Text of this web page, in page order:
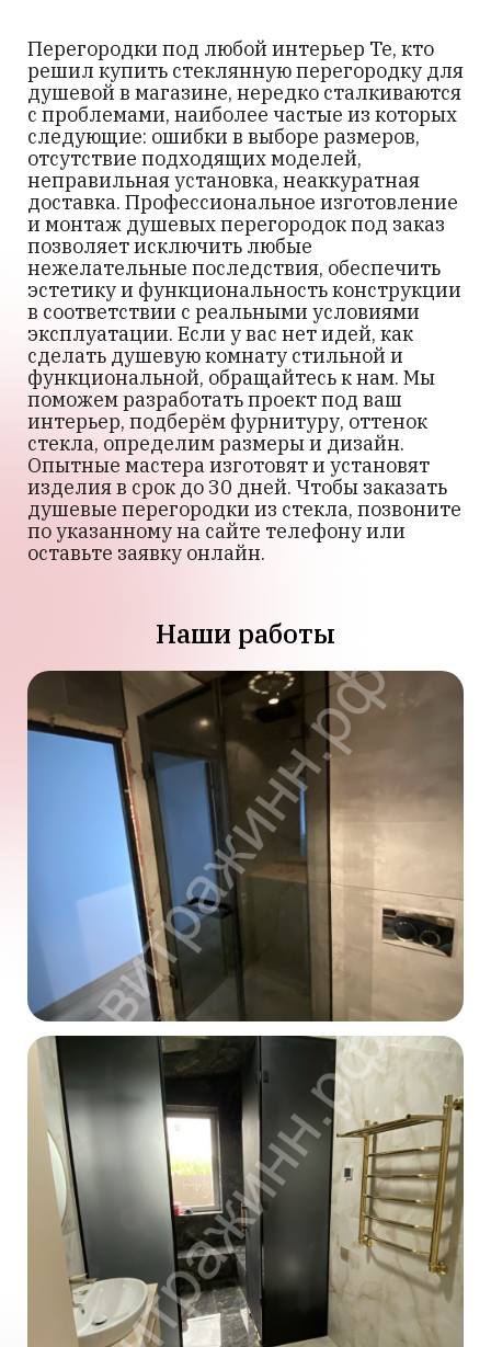
Перегородки под любой интерьер Те, кто
решил купить стеклянную перегородку для
душевой в магазине, нередко сталкиваются
с проблемами, наиболее частые из которых
следующие: ошибки в выборе размеров,
отсутствие подходящих моделей,
неправильная установка, неаккуратная
доставка. Профессиональное изготовление
и монтаж душевых перегородок под заказ
позволяет исключить любые
нежелательные последствия, обеспечить
эстетику и функциональность конструкции
в соответствии с реальными условиями
эксплуатации. Если у вас нет идей, как
сделать душевую комнату стильной и
функциональной, обращайтесь к нам. Мы
поможем разработать проект под ваш
интерьер, подберём фурнитуру, оттенок
стекла, определим размеры и дизайн.
Опытные мастера изготовят и установят
изделия в срок до 30 дней. Чтобы заказать
душевые перегородки из стекла, позвоните
по указанному на сайте телефону или
оставьте заявку онлайн.
Наши работы